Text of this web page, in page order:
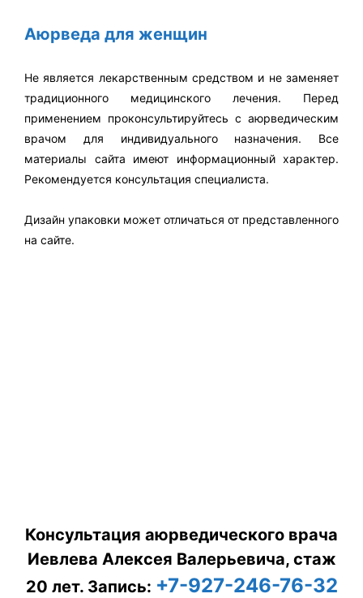
Аюрведа для женщин
Не является лекарственным средством и не заменяет
традиционного медицинского лечения. Перед
применением проконсультируйтесь с аюрведическим
врачом для индивидуального назначения. Все
материалы сайта имеют информационный характер.
Рекомендуется консультация специалиста.
Дизайн упаковки может отличаться от представленного
на сайте.
Консультация аюрведического врача
Иевлева Алексея Валерьевича, стаж
20 лет. Запись: +7-927-246-76-32